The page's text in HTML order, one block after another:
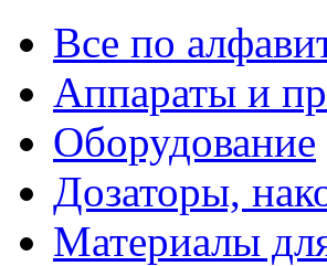
Все по
Аппараты и
Оборудование
Дозаторы,
Материалы